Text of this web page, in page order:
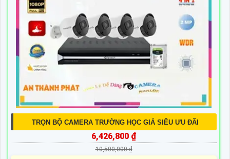
TRỌN BỘ CAMERA TRƯỜNG HỌC GIÁ SIÊU ƯU ĐÃI
6,426,800 ₫
10,500,000 ₫